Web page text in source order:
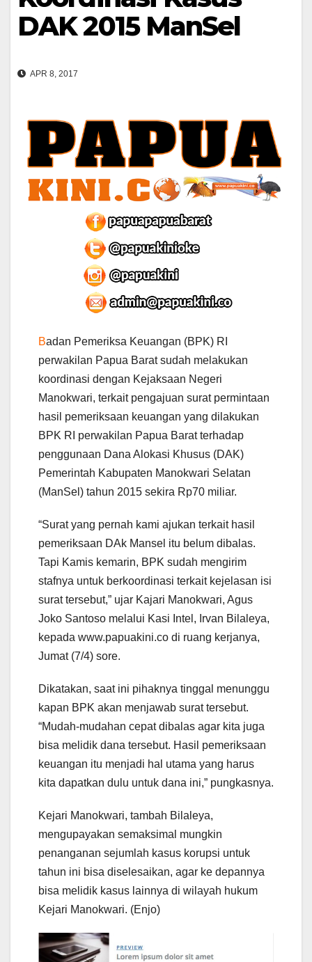
DAK 2015 ManSel
APR 8, 2017
Badan Pemeriksa Keuangan (BPK) RI
perwakilan Papua Barat sudah melakukan
koordinasi dengan Kejaksaan Negeri
Manokwari, terkait pengajuan surat permintaan
hasil pemeriksaan keuangan yang dilakukan
BPK RI perwakilan Papua Barat terhadap
penggunaan Dana Alokasi Khusus (DAK)
Pemerintah Kabupaten Manokwari Selatan
(ManSel) tahun 2015 sekira Rp70 miliar.
“Surat yang pernah kami ajukan terkait hasil
pemeriksaan DAk Mansel itu belum dibalas.
Tapi Kamis kemarin, BPK sudah mengirim
stafnya untuk berkoordinasi terkait kejelasan isi
surat tersebut,” ujar Kajari Manokwari, Agus
Joko Santoso melalui Kasi Intel, Irvan Bilaleya,
kepada www.papuakini.co di ruang kerjanya,
Jumat (7/4) sore.
Dikatakan, saat ini pihaknya tinggal menunggu
kapan BPK akan menjawab surat tersebut.
“Mudah-mudahan cepat dibalas agar kita juga
bisa melidik dana tersebut. Hasil pemeriksaan
keuangan itu menjadi hal utama yang harus
kita dapatkan dulu untuk dana ini,” pungkasnya.
Kejari Manokwari, tambah Bilaleya,
mengupayakan semaksimal mungkin
penanganan sejumlah kasus korupsi untuk
tahun ini bisa diselesaikan, agar ke depannya
bisa melidik kasus lainnya di wilayah hukum
Kejari Manokwari. (Enjo)